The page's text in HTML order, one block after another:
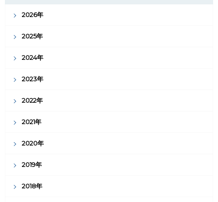
2026年
2025年
2024年
2023年
2022年
2021年
2020年
2019年
2018年